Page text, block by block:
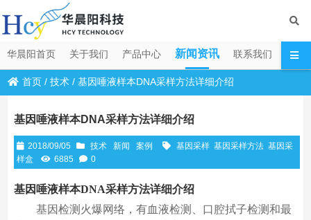
华晨阳首页 关于我们 产品中心 新闻资讯 联系我们
首页 /技术 /基因唾液样本DNA采样方法详细介绍
基因唾液样本DNA采样方法详细介绍
2018/09/05 技术 新闻 案例 基因采样 基因采样方法 基因采
样盒
6885 0
基因唾液样本DNA采样方法详细介绍
基因检测火爆网络，有血液检测、口腔拭子检测和最